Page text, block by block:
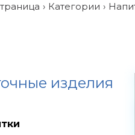
Категории
изделия